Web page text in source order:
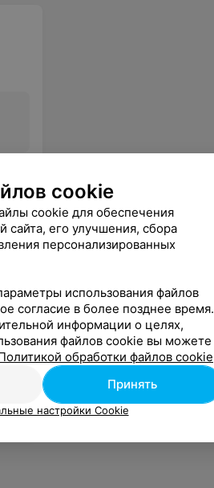
cookie
cookie для обеспечения
сайта, его улучшения, сбора
персонализированных
использования файлов
согласие в более позднее время.
информации о целях,
файлов cookie вы можете
обработки файлов cookie
Принять
настройки Cookie